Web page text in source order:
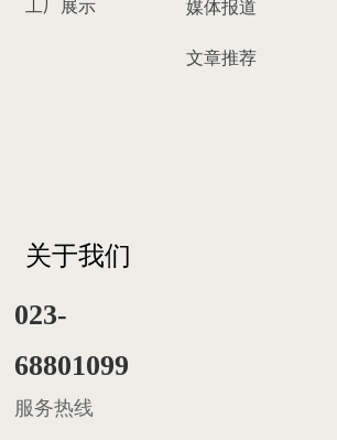
工厂展示 媒体报道
文章推荐
关于我们
023-
68801099
服务热线